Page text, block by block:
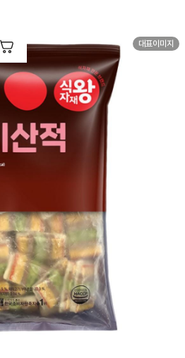
장바구니
대표이미지